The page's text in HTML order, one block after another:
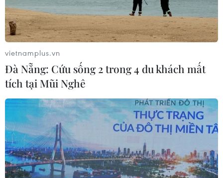
Khánh Hòa: Phát hiện nhiều vi khuẩn gây
bệnh trong mẫu thực phẩm ở quán cơm
gà
18/03/2024 14:40
vietnamplus.vn
Đà Nẵng: Cứu sống 2 trong 4 du khách mất
tích tại Mũi Nghê